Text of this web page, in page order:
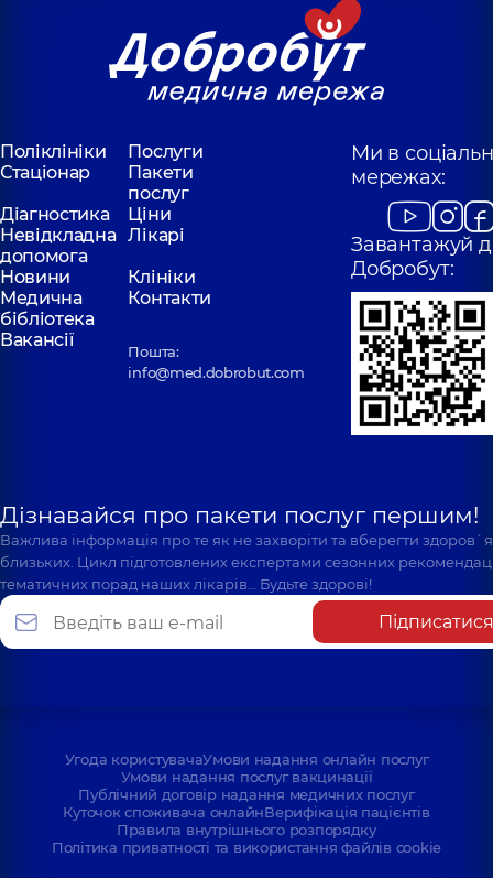
Поліклініки
Послуги
Стаціонар
Пакети
послуг
Діагностика
Ціни
Невідкладна
допомога
Лікарі
Новини
Клініки
Медична
бібліотека
Контакти
Вакансії
Пошта:
info@med.dobrobut.com
Ми в
мережах:
Завантажуй
Добробут:
Дізнавайся про пакети послуг першим!
Важлива інформація про те як не захворіти та вберегти
близьких. Цикл підготовлених експертами сезонних
тематичних порад наших лікарів… Будьте здорові!
Підписатися
Угода користувачаУмови надання онлайн послуг
Умови надання послуг вакцинації
Публічний договір надання медичних послуг
Куточок споживача онлайнВерифікація пацієнтів
Правила внутрішнього розпорядку
Політика приватності та використання файлів cookie